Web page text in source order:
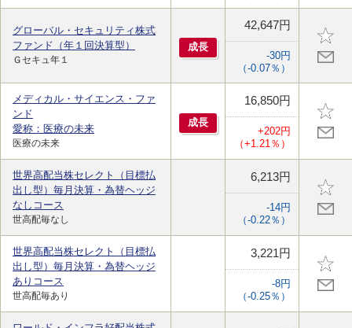
グローバル・セキュリティ株式
ファンド（年１回決算型）
Ｇセキュ年１
成長
42,647円
-30円
（-0.07％）
メディカル・サイエンス・ファ
ンド
愛称：医療の未来
医療の未来
成長
16,850円
+202円
（+1.21％）
世界高配当株セレクト（目標払
出し型）毎月決算・為替ヘッジ
なしコース
世高配毎なし
6,213円
-14円
（-0.22％）
世界高配当株セレクト（目標払
出し型）毎月決算・為替ヘッジ
ありコース
世高配毎あり
3,221円
-8円
（-0.25％）